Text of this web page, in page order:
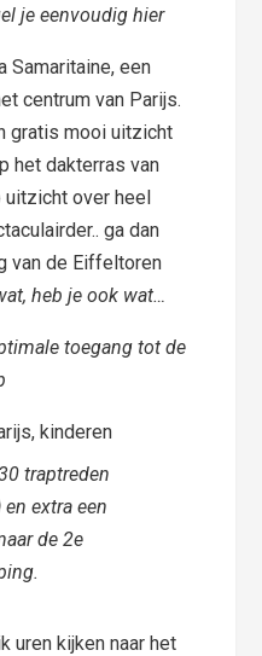
je eenvoudig hier
Samaritaine, een
centrum van Parijs.
gratis mooi uitzicht
het dakterras van
uitzicht over heel
ga dan
van de Eiffeltoren
heb je ook wat…
toegang tot de
traptreden
extra een
de 2e
uren kijken naar het